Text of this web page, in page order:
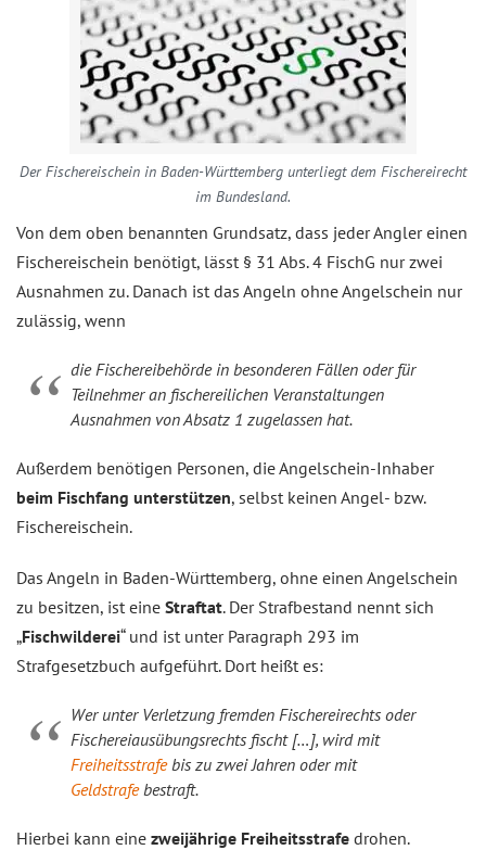
Der Fischereischein in Baden-Württemberg unterliegt dem Fischereirecht
im Bundesland.
Von dem oben benannten Grundsatz, dass jeder Angler einen
Fischereischein benötigt, lässt § 31 Abs. 4 FischG nur zwei
Ausnahmen zu. Danach ist das Angeln ohne Angelschein nur
zulässig, wenn
die Fischereibehörde in besonderen Fällen oder für
Teilnehmer an fischereilichen Veranstaltungen
Ausnahmen von Absatz 1 zugelassen hat.
Außerdem benötigen Personen, die Angelschein-Inhaber
beim Fischfang unterstützen, selbst keinen Angel- bzw.
Fischereischein.
Das Angeln in Baden-Württemberg, ohne einen Angelschein
zu besitzen, ist eine Straftat. Der Strafbestand nennt sich
„Fischwilderei“ und ist unter Paragraph 293 im
Strafgesetzbuch aufgeführt. Dort heißt es:
Wer unter Verletzung fremden Fischereirechts oder
Fischereiausübungsrechts fischt […], wird mit
Freiheitsstrafebis zu zwei Jahren oder mit
Geldstrafebestraft.
Hierbei kann eine zweijährige Freiheitsstrafe drohen.